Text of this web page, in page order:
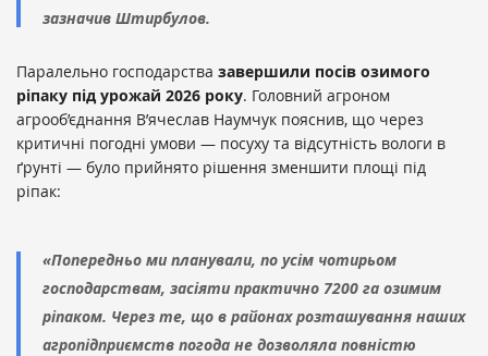
зазначив Штирбулов.
Паралельно господарства завершили посів озимого
ріпаку під урожай 2026 року. Головний агроном
агрооб’єднання В’ячеслав Наумчук пояснив, що через
критичні погодні умови — посуху та відсутність вологи в
ґрунті — було прийнято рішення зменшити площі під
ріпак:
«Попередньо ми планували, по усім чотирьом
господарствам, засіяти практично 7200 га озимим
ріпаком. Через те, що в районах розташування наших
агропідприємств погода не дозволяла повністю